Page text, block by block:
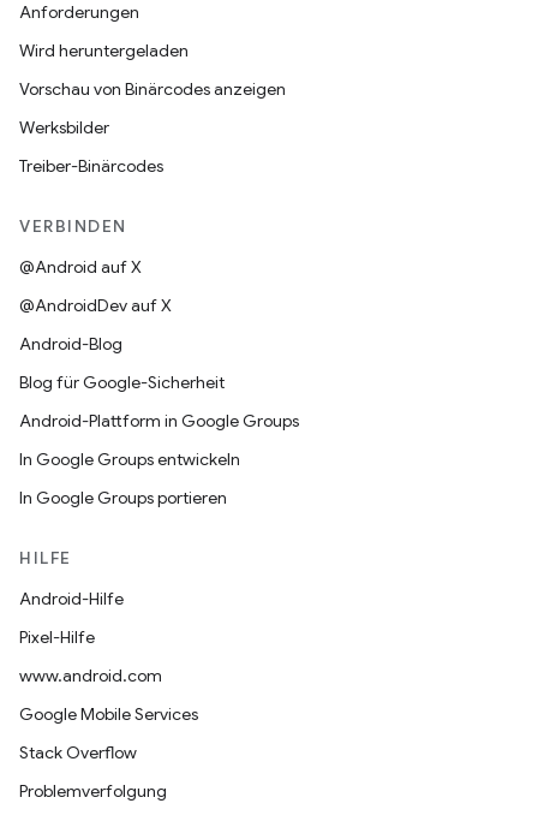
Anforderungen
Wird heruntergeladen
Vorschau von Binärcodes anzeigen
Werksbilder
Treiber-Binärcodes
VERBINDEN
@Android auf X
@AndroidDev auf X
Android-Blog
Blog für Google-Sicherheit
Android-Plattform in Google Groups
In Google Groups entwickeln
In Google Groups portieren
HILFE
Android-Hilfe
Pixel-Hilfe
www.android.com
Google Mobile Services
Stack Overflow
Problemverfolgung